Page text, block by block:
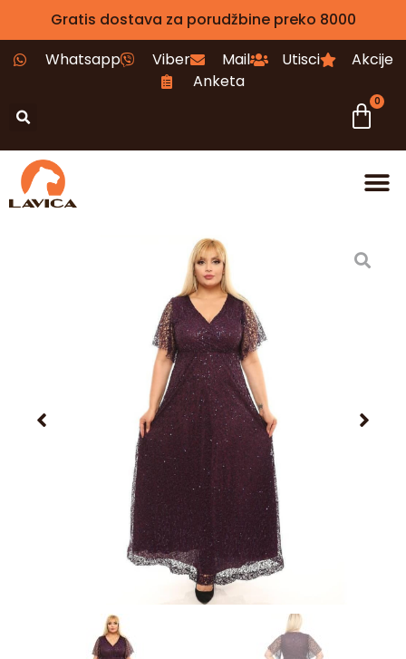
Gratis dostava za porudžbine preko 8000
Whatsapp
Viber Mail Utisci
Akcije
Anketa
0